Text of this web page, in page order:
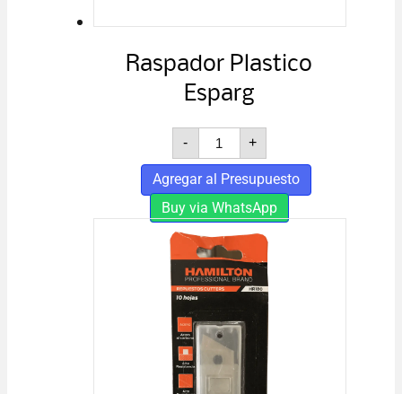
Raspador Plastico
Esparg
-
Raspador
Plastico
Esparg
cantidad
+
Agregar al Presupuesto
Buy via WhatsApp